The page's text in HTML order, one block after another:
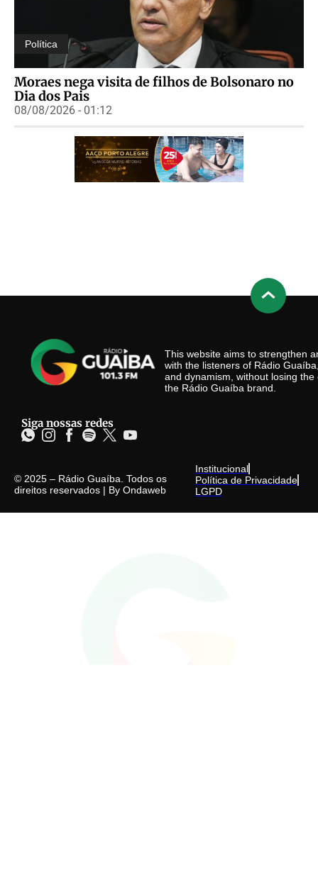
Política
Moraes nega visita de filhos de Bolsonaro no
Dia dos Pais
08/08/2026 - 01:12
This website aims to strengthen
with the listeners of Rádio
and dynamism, without losing
the Rádio Guaíba brand.
Siga nossas redes
© 2025 – Rádio Guaíba. Todos os
direitos reservados | By Ondaweb
Institucional
Política de Privacidade
LGPD